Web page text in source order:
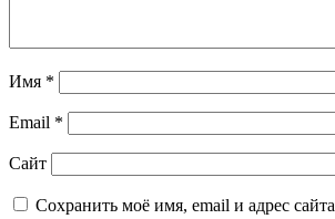
Имя *
Email *
Сайт
Сохранить моё имя, email и адрес